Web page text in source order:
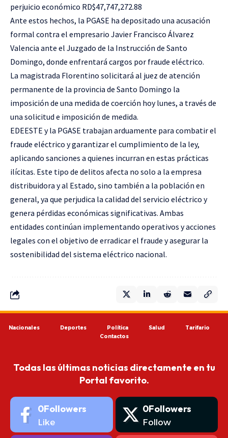
perjuicio económico RD$47,747,272.88
Ante estos hechos, la PGASE ha depositado una acusación
formal contra el empresario Javier Francisco Álvarez
Valencia ante el Juzgado de la Instrucción de Santo
Domingo, donde enfrentará cargos por fraude eléctrico.
La magistrada Florentino solicitará al juez de atención
permanente de la provincia de Santo Domingo la
imposición de una medida de coerción hoy lunes, a través de
una solicitud e imposición de medida.
EDEESTE y la PGASE trabajan arduamente para combatir el
fraude eléctrico y garantizar el cumplimiento de la ley,
aplicando sanciones a quienes incurran en estas prácticas
ilícitas. Este tipo de delitos afecta no solo a la empresa
distribuidora y al Estado, sino también a la población en
general, ya que perjudica la calidad del servicio eléctrico y
genera pérdidas económicas significativas. Ambas
entidades continúan implementando operativos y acciones
legales con el objetivo de erradicar el fraude y asegurar la
sostenibilidad del sistema eléctrico nacional.
Nacionales Deportes Política Salud
Tarifario
Contactos
Todas las últimas noticias directamente en tu
Portal favorito.
0Followers
Like
0Followers
Follow